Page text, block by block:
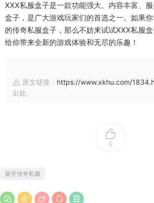
XXX私服盒子是一款功能强大、内容丰富、
盒子，是广大游戏玩家们的首选之一。如果
的传奇私服盒子，那么不妨来试试XXX私服
给你带来全新的游戏体验和无尽的乐趣！
原文链接： https://www.xkhu.com/
出处。
0
新开传奇私服